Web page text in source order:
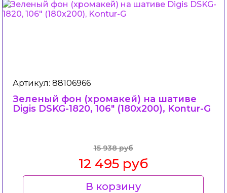
Артикул: 88106966
Зеленый фон (хромакей) на шативе
Digis DSKG-1820, 106" (180x200), Kontur-G
15 938 руб
12 495 руб
В корзину